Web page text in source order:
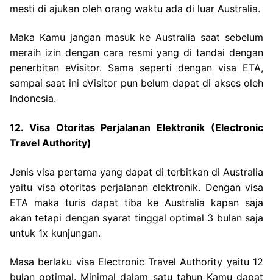
mesti di ajukan oleh orang waktu ada di luar Australia.
Maka Kamu jangan masuk ke Australia saat sebelum
meraih izin dengan cara resmi yang di tandai dengan
penerbitan eVisitor. Sama seperti dengan visa ETA,
sampai saat ini eVisitor pun belum dapat di akses oleh
Indonesia.
12. Visa Otoritas Perjalanan Elektronik (Electronic
Travel Authority)
Jenis visa pertama yang dapat di terbitkan di Australia
yaitu visa otoritas perjalanan elektronik. Dengan visa
ETA maka turis dapat tiba ke Australia kapan saja
akan tetapi dengan syarat tinggal optimal 3 bulan saja
untuk 1x kunjungan.
Masa berlaku visa Electronic Travel Authority yaitu 12
bulan optimal. Minimal dalam satu tahun Kamu dapat